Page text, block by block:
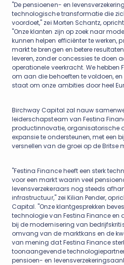
"De pensioenen- en
technologische transformatie die
voordoet," zei Morten Schantz,
"Onze klanten zijn op zoek naar
kunnen helpen efficiënter te werken,
markt te brengen en betere
leveren, zonder concessies te doen
operationele veerkracht. We hebben
om aan die behoeften te voldoen,
staat om onze ambities door heel
Birchway Capital zal nauw
leiderschapsteam van Festina
productinnovatie, organisatorische
expansie te ondersteunen, met een
versnellen van de groei op de Britse
"Festina Finance heeft een sterk
voor een markt waarin veel
levensverzekeraars nog steeds
infrastructuur," zei Kilian Pender,
Capital. "Onze klantgesprekken
technologie van Festina Finance en
bij de modernisering van
omvang van de marktkans en de
van mening dat Festina Finance
toonaangevende
pensioen- en